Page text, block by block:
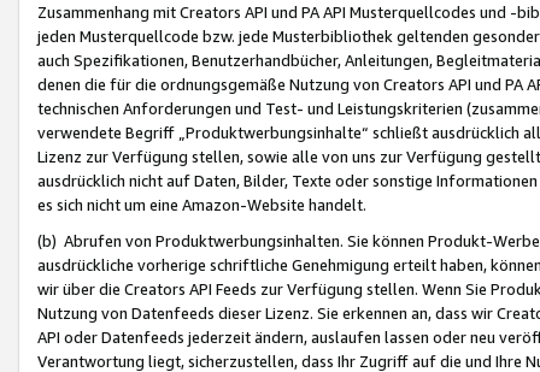
Zusammenhang mit Creators API und PA API Musterquellcodes und
jeden Musterquellcode bzw. jede Musterbibliothek geltenden
auch Spezifikationen, Benutzerhandbücher, Anleitungen,
denen die für die ordnungsgemäße Nutzung von Creators API und PA
technischen Anforderungen und Test- und Leistungskriterien
verwendete Begriff „Produktwerbungsinhalte“ schließt ausdrücklich
Lizenz zur Verfügung stellen, sowie alle von uns zur Verfügung
ausdrücklich nicht auf Daten, Bilder, Texte oder sonstige
es sich nicht um eine Amazon-Website handelt.
(b) Abrufen von Produktwerbungsinhalten. Sie können Produkt-
ausdrückliche vorherige schriftliche Genehmigung erteilt haben,
wir über die Creators API Feeds zur Verfügung stellen. Wenn Sie
Nutzung von Datenfeeds dieser Lizenz. Sie erkennen an, dass wir
API oder Datenfeeds jederzeit ändern, auslaufen lassen oder neu
Verantwortung liegt, sicherzustellen, dass Ihr Zugriff auf die und Ihre